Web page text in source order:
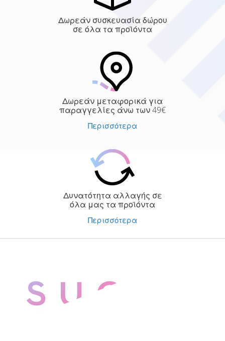
Δωρεάν συσκευασία δώρου
σε όλα τα προϊόντα
Δωρεάν μεταφορικά για
παραγγελίες άνω των 49€
Περισσότερα
Δυνατότητα αλλαγής σε
όλα μας τα προϊόντα
Περισσότερα